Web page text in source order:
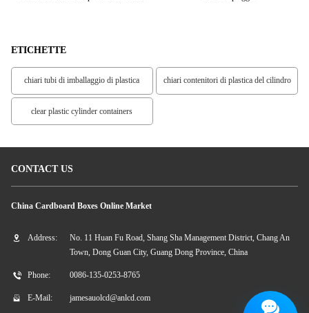
ETICHETTE
chiari tubi di imballaggio di plastica chiari contenitori di plastica del cilindro
clear plastic cylinder containers
CONTACT US
China Cardboard Boxes Online Market
Address:
No. 11 Huan Fu Road, Shang Sha Management District, Chang An
Town, Dong Guan City, Guang Dong Province, China
Phone: 0086-135-0253-8765
E-Mail: jamesauolcd@anlcd.com